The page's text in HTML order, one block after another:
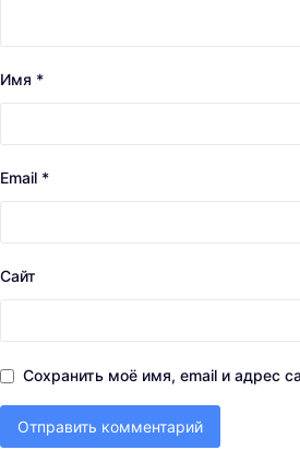
Имя *
Email *
Сайт
Сохранить моё имя, email и адрес